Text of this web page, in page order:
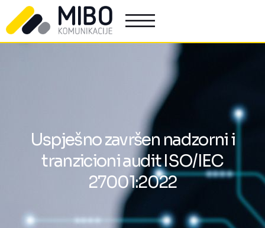
Uspješno završen nadzorni i
tranzicioni audit ISO/IEC
27001:2022